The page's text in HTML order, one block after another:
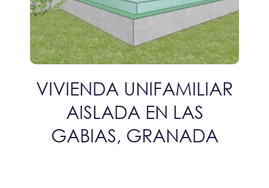
VIVIENDA UNIFAMILIAR
AISLADA EN LAS
GABIAS, GRANADA